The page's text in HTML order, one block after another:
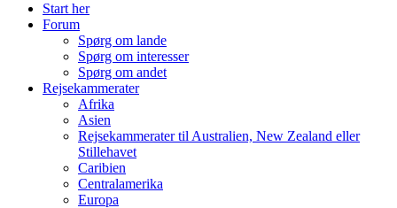
Start her
Forum
Spørg om lande
Spørg om interesser
Spørg om andet
Rejsekammerater
Afrika
Asien
Rejsekammerater til Australien, New Zealand eller
Stillehavet
Caribien
Centralamerika
Europa